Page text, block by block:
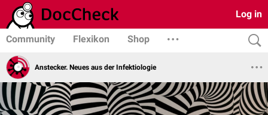
Log in
Community Flexikon Shop
Anstecker. Neues aus der Infektiologie